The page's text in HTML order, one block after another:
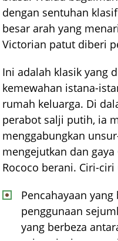
dengan sentuhan
besar arah yang
Victorian patut diberi
Ini adalah klasik yang
kemewahan istana-
rumah keluarga. Di
perabot salji putih, ia
menggabungkan
mengejutkan dan
Rococo berani. Ciri-ciri
Pencahayaan
penggunaan
yang berbeza